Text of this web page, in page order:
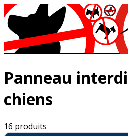
Panneau
chiens
16 produits